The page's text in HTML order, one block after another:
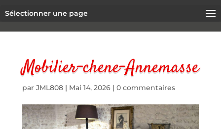
Sélectionner une page
Mobilier-chene-Annemasse
par JML808| Mai 14, 2026| 0 commentaires